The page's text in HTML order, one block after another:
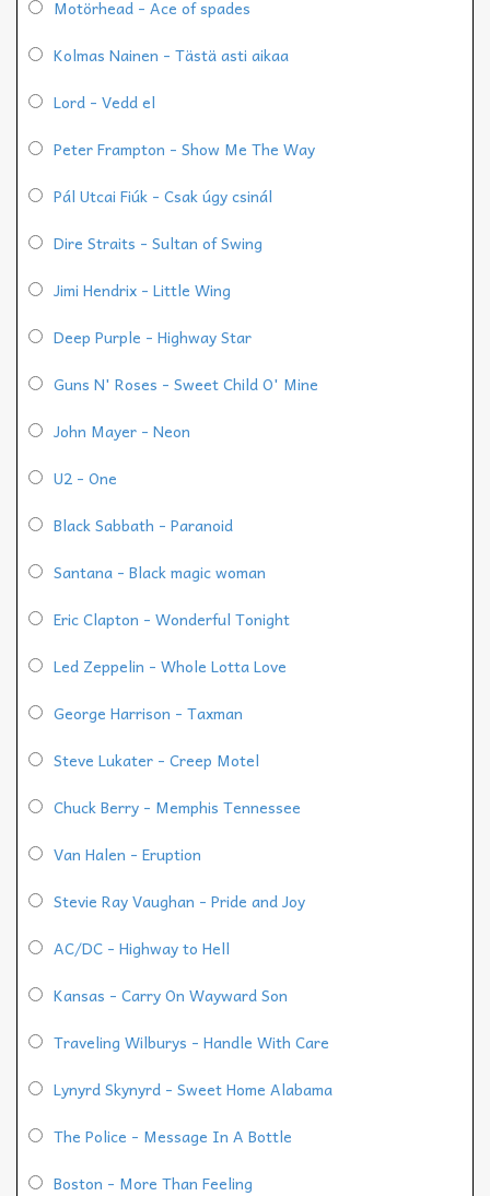
Motörhead - Ace of spades
Kolmas Nainen - Tästä asti aikaa
Lord - Vedd el
Peter Frampton - Show Me The Way
Pál Utcai Fiúk - Csak úgy csinál
Dire Straits - Sultan of Swing
Jimi Hendrix - Little Wing
Deep Purple - Highway Star
Guns N' Roses - Sweet Child O' Mine
John Mayer - Neon
U2 - One
Black Sabbath - Paranoid
Santana - Black magic woman
Eric Clapton - Wonderful Tonight
Led Zeppelin - Whole Lotta Love
George Harrison - Taxman
Steve Lukater - Creep Motel
Chuck Berry - Memphis Tennessee
Van Halen - Eruption
Stevie Ray Vaughan - Pride and Joy
AC/DC - Highway to Hell
Kansas - Carry On Wayward Son
Traveling Wilburys - Handle With Care
Lynyrd Skynyrd - Sweet Home Alabama
The Police - Message In A Bottle
Boston - More Than Feeling